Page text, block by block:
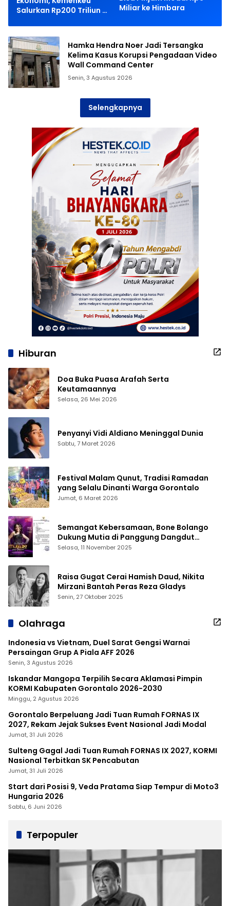
Salurkan Rp200 Triliun ke
Miliar ke Himbara
Hamka Hendra Noer Jadi Tersangka
Kelima Kasus Korupsi Pengadaan Video
Wall Command Center
Senin, 3 Agustus 2026
Selengkapnya
Hiburan
Doa Buka Puasa Arafah Serta
Keutamaannya
Selasa, 26 Mei 2026
Penyanyi Vidi Aldiano Meninggal Dunia
Sabtu, 7 Maret 2026
Festival Malam Qunut, Tradisi Ramadan
yang Selalu Dinanti Warga Gorontalo
Jumat, 6 Maret 2026
Semangat Kebersamaan, Bone Bolango
Dukung Mutia di Panggung Dangdut
Academy 7
Selasa, 11 November 2025
Raisa Gugat Cerai Hamish Daud, Nikita
Mirzani Bantah Peras Reza Gladys
Senin, 27 Oktober 2025
Olahraga
Indonesia vs Vietnam, Duel Sarat Gengsi Warnai
Persaingan Grup A Piala AFF 2026
Senin, 3 Agustus 2026
Iskandar Mangopa Terpilih Secara Aklamasi Pimpin
KORMI Kabupaten Gorontalo 2026-2030
Minggu, 2 Agustus 2026
Gorontalo Berpeluang Jadi Tuan Rumah FORNAS IX
2027, Rekam Jejak Sukses Event Nasional Jadi Modal
Jumat, 31 Juli 2026
Sulteng Gagal Jadi Tuan Rumah FORNAS IX 2027, KORMI
Nasional Terbitkan SK Pencabutan
Jumat, 31 Juli 2026
Start dari Posisi 9, Veda Pratama Siap Tempur di Moto3
Hungaria 2026
Sabtu, 6 Juni 2026
Terpopuler